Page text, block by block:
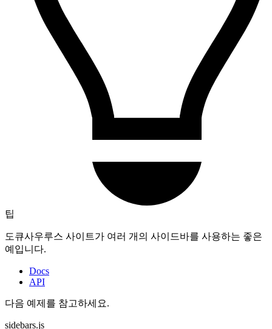
팁
도큐사우루스 사이트가 여러 개의 사이드바를 사용하는 좋은
예입니다.
Docs
API
다음 예제를 참고하세요.
sidebars.js